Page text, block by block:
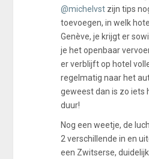
@michelvst zijn tips
toevoegen, in welk
Genève, je krijgt er
je het openbaar
er verblijft op hotel
regelmatig naar het
geweest dan is zo iets
duur!
Nog een weetje, de
2 verschillende in en
een Zwitserse,